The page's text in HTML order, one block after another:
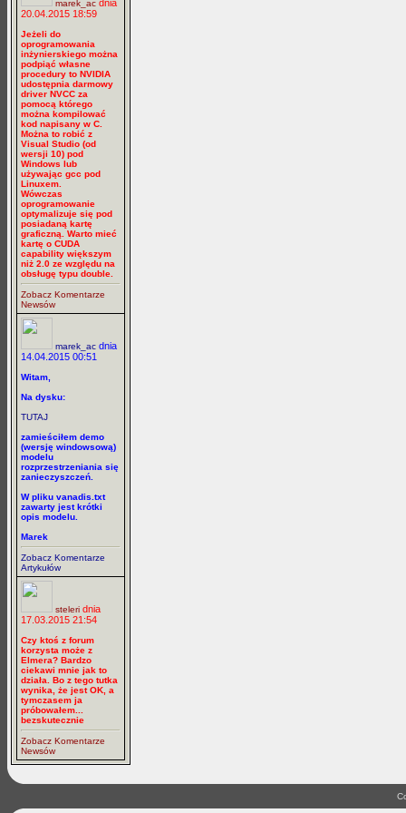
marek_ac dnia
20.04.2015 18:59
Jeżeli do
oprogramowania
inżynierskiego można
podpiąć własne
procedury to NVIDIA
udostępnia darmowy
driver NVCC za
pomocą którego
można kompilować
kod napisany w C.
Można to robić z
Visual Studio (od
wersji 10) pod
Windows lub
używając gcc pod
Linuxem.
Wówczas
oprogramowanie
optymalizuje się pod
posiadaną kartę
graficzną. Warto mieć
kartę o CUDA
capability większym
niż 2.0 ze względu na
obsługę typu double.
Zobacz Komentarze
Newsów
marek_ac dnia
14.04.2015 00:51
Witam,
Na dysku:
TUTAJ
zamieściłem demo
(wersję windowsową)
modelu
rozprzestrzeniania się
zanieczyszczeń.
W pliku vanadis.txt
zawarty jest krótki
opis modelu.
Marek
Zobacz Komentarze
Artykułów
steleri dnia
17.03.2015 21:54
Czy ktoś z forum
korzysta może z
Elmera? Bardzo
ciekawi mnie jak to
działa. Bo z tego tutka
wynika, że jest OK, a
tymczasem ja
próbowałem...
bezskutecznie
Zobacz Komentarze
Newsów